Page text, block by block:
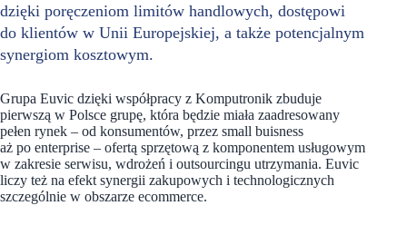
dzięki poręczeniom limitów handlowych, dostępowi
do klientów w Unii Europejskiej, a także potencjalnym
synergiom kosztowym.
Grupa Euvic dzięki współpracy z Komputronik zbuduje
pierwszą w Polsce grupę, która będzie miała zaadresowany
pełen rynek – od konsumentów, przez small buisness
aż po enterprise – ofertą sprzętową z komponentem usługowym
w zakresie serwisu, wdrożeń i outsourcingu utrzymania. Euvic
liczy też na efekt synergii zakupowych i technologicznych
szczególnie w obszarze ecommerce.